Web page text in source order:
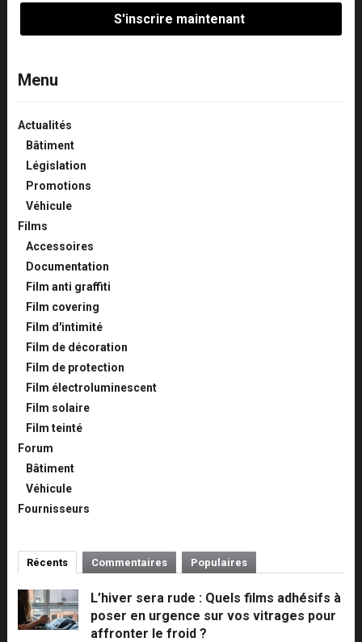
Menu
Actualités
Bâtiment
Législation
Promotions
Véhicule
Films
Accessoires
Documentation
Film anti graffiti
Film covering
Film d'intimité
Film de décoration
Film de protection
Film électroluminescent
Film solaire
Film teinté
Forum
Bâtiment
Véhicule
Fournisseurs
Récents Commentaires Populaires
L’hiver sera rude : Quels films adhésifs à
poser en urgence sur vos vitrages pour
affronter le froid ?